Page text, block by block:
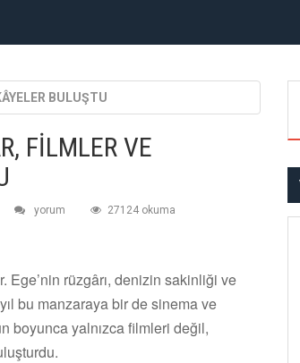
BULUŞTU
FİLMLER VE
yorum 27124 okuma
Ege’nin rüzgârı, denizin sakinliği ve
bu manzaraya bir de sinema ve
boyunca yalnızca filmleri değil,